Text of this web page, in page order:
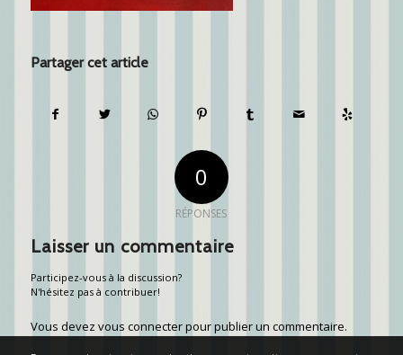
Partager cet article
0
RÉPONSES
Laisser un commentaire
Participez-vous à la discussion?
N'hésitez pas à contribuer!
Vous devez vous connecterpour publier un commentaire.